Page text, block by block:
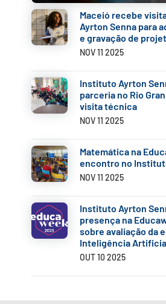
Maceió recebe
Ayrton Senna para
e gravação de
NOV 11 2025
Instituto Ayrton
parceria no Rio
visita técnica
NOV 11 2025
Matemática na
encontro no
NOV 11 2025
Instituto Ayrton
presença na
sobre avaliação da
Inteligência
OUT 10 2025